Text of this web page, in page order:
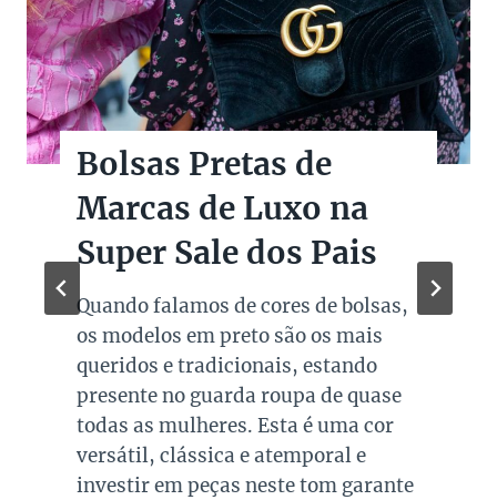
Bolsas Pretas de
Marcas de Luxo na
Super Sale dos Pais
Quando falamos de cores de bolsas,
os modelos em preto são os mais
queridos e tradicionais, estando
presente no guarda roupa de quase
todas as mulheres. Esta é uma cor
versátil, clássica e atemporal e
investir em peças neste tom garante